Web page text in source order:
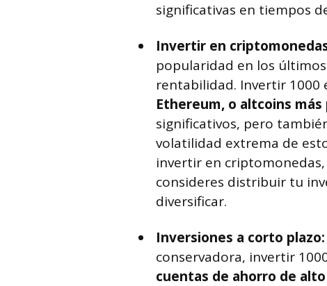
significativas en tiempos
Invertir en
popularidad en los
rentabilidad. Invertir 1000
Ethereum, o altcoins más
significativos, pero
volatilidad extrema de
invertir en
consideres distribuir tu
diversificar.
Inversiones a corto plazo:
conservadora, invertir
cuentas de ahorro de